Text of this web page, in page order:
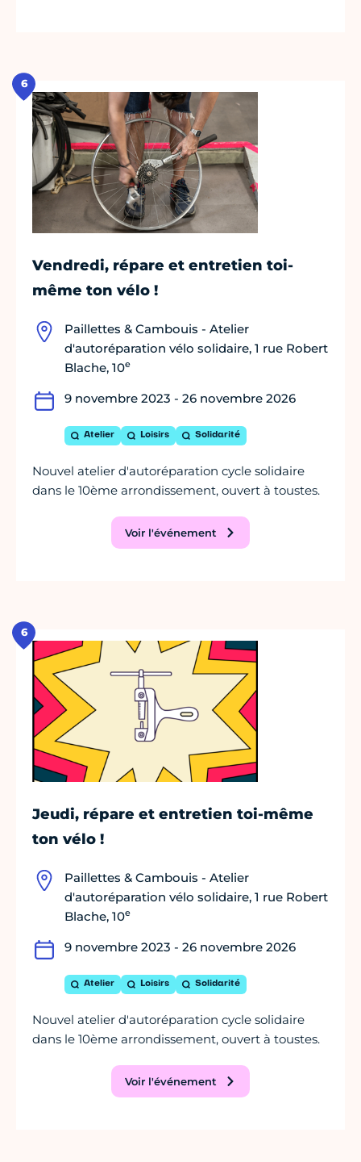
6
Vendredi, répare et entretien toi-
même ton vélo !
Paillettes & Cambouis - Atelier
d'autoréparation vélo solidaire, 1 rue Robert
Blache, 10e
9 novembre 2023 - 26 novembre 2026
Atelier Loisirs Solidarité
Nouvel atelier d'autoréparation cycle solidaire
dans le 10ème arrondissement, ouvert à toustes.
Voir l'événement
6
Jeudi, répare et entretien toi-même
ton vélo !
Paillettes & Cambouis - Atelier
d'autoréparation vélo solidaire, 1 rue Robert
Blache, 10e
9 novembre 2023 - 26 novembre 2026
Atelier Loisirs Solidarité
Nouvel atelier d'autoréparation cycle solidaire
dans le 10ème arrondissement, ouvert à toustes.
Voir l'événement